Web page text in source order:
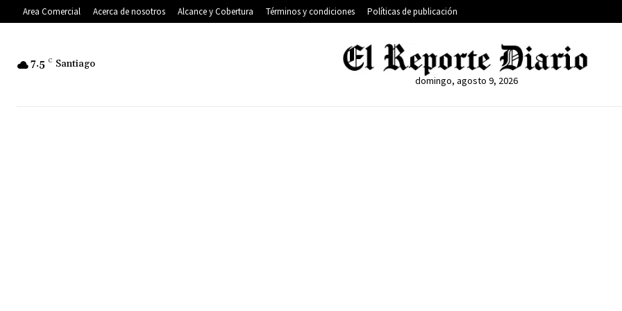
Area Comercial Acerca de nosotros Alcance y Cobertura Términos y condiciones Políticas de publicación
7.5 C Santiago
domingo, agosto 9, 2026